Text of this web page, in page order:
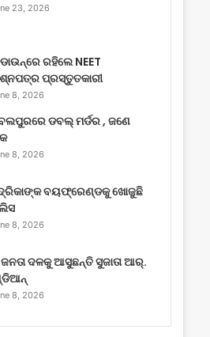
23, 2026
ରହିଲେ NEET
ପ୍ରସ୍ତୁତକାରୀ
8, 2026
ଡବଲ୍ ମର୍ଡର , ଜଣେ
8, 2026
ବୟଫ୍ରେଣ୍ଡକୁ ଖୋଜୁଛି
8, 2026
ଦଳକୁ ଆସୁଛନ୍ତି ସୁଜାତା ଆର୍‌.
8, 2026